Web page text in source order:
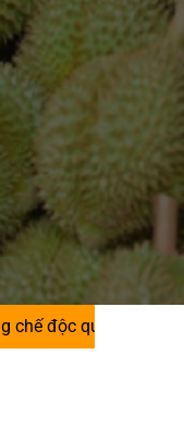
| Đường tới nông